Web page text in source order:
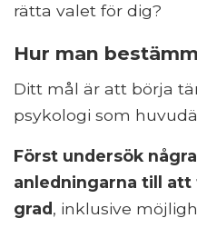
rätta valet för dig?
Hur man
Ditt mål är att börja
psykologi som
Först undersök
anledningarna till att
grad, inklusive